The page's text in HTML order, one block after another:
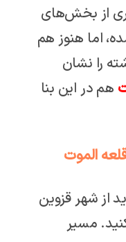
از بخش‌های
اما هنوز هم
را نشان
هم در این بنا
الموت
از شهر قزوین
مسیر